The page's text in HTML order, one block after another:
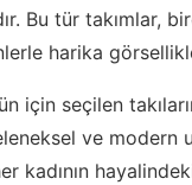
Bu tür takımlar,
harika
için seçilen
ve modern